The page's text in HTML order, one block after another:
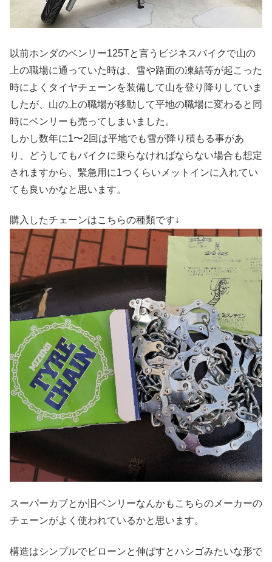
以前ホンダのベンリー125Tと言うビジネスバイクで山の
上の職場に通っていた時は、雪や路面の凍結等が起こった
時によくタイヤチェーンを装備して山を登り降りしていま
したが、山の上の職場が移動して平地の職場に変わると同
時にベンリーも売ってしまいました。
しかし数年に1〜2回は平地でも雪が降り積もる事があ
り、どうしてもバイクに乗らなければならない場合も想定
されますから、緊急用に1つくらいメットインに入れてい
ても良いかなと思います。
購入したチェーンはこちらの種類です↓
スーパーカブとか旧ベンリーなんかもこちらのメーカーの
チェーンがよく使われているかと思います。
構造はシンプルでビローンと伸ばすとハシゴみたいな形で